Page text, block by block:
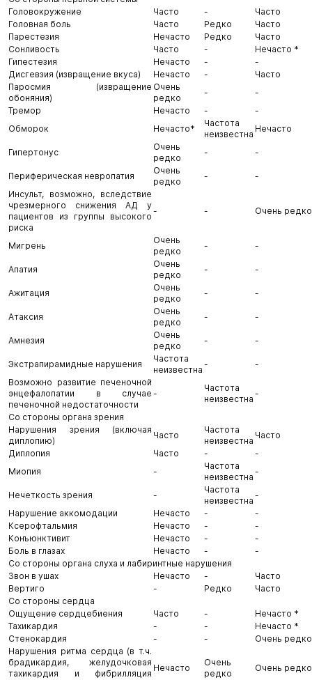
Головокружение
Часто -
Часто
Головная боль
Часто Редко
Часто
Парестезия
Нечасто Редко
Часто
Сонливость
Часто -
Нечасто *
Гипестезия
Нечасто -
-
Дисгевзия (извращение вкуса)
Нечасто -
Часто
Паросмия (извращение
обоняния)
Очень
редко
-
-
Тремор
Нечасто -
-
Обморок
Нечасто*
Частота
неизвестна
Нечасто
Гипертонус
Очень
редко
- -
Периферическая невропатия
Очень
редко
-
-
Инсульт, возможно, вследствие
чрезмерного снижения АД у
пациентов из группы высокого
риска
- - Очень редко
Мигрень
Очень
редко
- -
Апатия
Очень
редко
- -
Ажитация
Очень
редко
- -
Атаксия
Очень
редко
- -
Амнезия
Очень
редко
- -
Экстрапирамидные нарушения
Частота
неизвестна
-
-
Возможно развитие печеночной
энцефалопатии в случае
печеночной недостаточности
-
Частота
неизвестна
-
Со стороны органа зрения
Нарушения зрения (включая
диплопию)
Часто
Частота
неизвестна
Часто
Диплопия
Часто -
-
Миопия
-
Частота
неизвестна
-
Нечеткость зрения -
Частота
неизвестна
-
Нарушение аккомодации
Нечасто -
-
Ксерофтальмия
Нечасто -
-
Конъюнктивит
Нечасто -
-
Боль в глазах
Нечасто -
-
Со стороны органа слуха и лабиринтные нарушения
Звон в ушах
Нечасто -
Часто
Вертиго
- Редко
Часто
Со стороны сердца
Ощущение сердцебиения
Часто -
Нечасто *
Тахикардия
- -
Нечасто *
Стенокардия
- -
Очень редко
Нарушения ритма сердца (в т.ч.
брадикардия, желудочковая
тахикардия и фибрилляция
Нечасто
Очень
редко
Очень редко